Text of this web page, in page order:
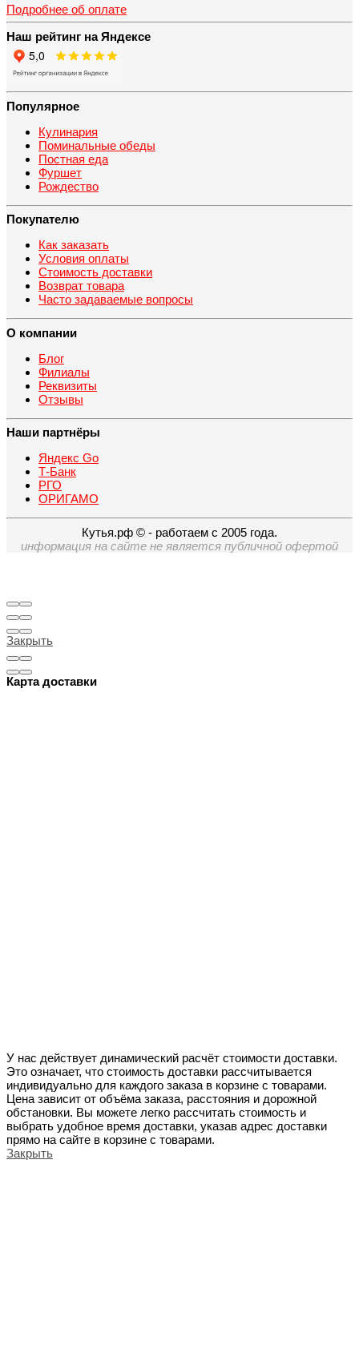
Подробнее об оплате
Наш рейтинг на Яндексе
Популярное
Кулинария
Поминальные обеды
Постная еда
Фуршет
Рождество
Покупателю
Как заказать
Условия оплаты
Стоимость доставки
Возврат товара
Часто задаваемые вопросы
О компании
Блог
Филиалы
Реквизиты
Отзывы
Наши партнёры
Яндекс Go
Т-Банк
РГО
ОРИГАМО
Кутья.рф © - работаем с 2005 года.
информация на сайте не является публичной офертой
Закрыть
Карта доставки
У нас действует динамический расчёт стоимости доставки.
Это означает, что стоимость доставки рассчитывается
индивидуально для каждого заказа в корзине с товарами.
Цена зависит от объёма заказа, расстояния и дорожной
обстановки. Вы можете легко рассчитать стоимость и
выбрать удобное время доставки, указав адрес доставки
прямо на сайте в корзине с товарами.
Закрыть